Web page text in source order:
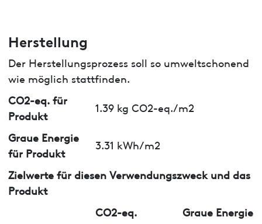
Herstellung
Der Herstellungsprozess soll so umweltschonend
wie möglich stattfinden.
CO2-eq. für
Produkt
1.39 kg CO2-eq./m2
Graue Energie
für Produkt
3.31 kWh/m2
Zielwerte für diesen Verwendungszweck und das
Produkt
CO2-eq.
Graue Energie